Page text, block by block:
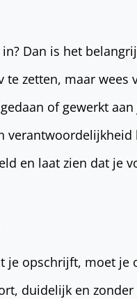
Dan is het
te zetten, maar wees
of gewerkt
en laat zien dat je
je opschrijft, moet je
duidelijk en